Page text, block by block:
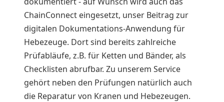
ChainConnect eingesetzt, unser Beitrag zur
digitalen Dokumentations-Anwendung für
Hebezeuge. Dort sind bereits zahlreiche
Prüfabläufe, z.B. für Ketten und Bänder, als
Checklisten abrufbar. Zu unserem Service
gehört neben den Prüfungen natürlich auch
die Reparatur von Kranen und Hebezeugen.